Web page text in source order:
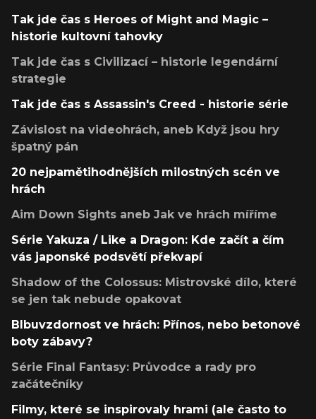
Tak jde čas s Heroes of Might and Magic –
historie kultovní tahovky
Tak jde čas s Civilizací – historie legendární
strategie
Tak jde čas s Assassin's Creed - historie série
Závislost na videohrách, aneb Když jsou hry
špatný pán
20 nejpamětihodnějších milostných scén ve
hrách
Aim Down Sights aneb Jak ve hrách míříme
Série Yakuza / Like a Dragon: Kde začít a čím
vás japonské podsvětí překvapí
Shadow of the Colossus: Mistrovské dílo, které
se jen tak nebude opakovat
Blbuvzdornost ve hrách: Přínos, nebo betonové
boty zábavy?
Série Final Fantasy: Průvodce a rady pro
začátečníky
Filmy, které se inspirovaly hrami (ale často to